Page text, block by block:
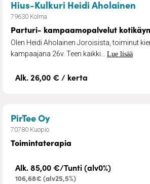
Hius-Kulkuri Heidi Aholainen
79630 Kolma
Parturi- kampaamopalvelut
Olen Heidi Aholainen Joroisista, toiminut
kampaajana 26v. Teen kaikki... Lue lisää
Alk. 26,00 € / kerta
PirTee Oy– Toimintaterapia
70780 Kuopio
Toimintaterapia
Alk. 85,00 €/Tunti (alv0%)
106,68€ (alv25,5%)